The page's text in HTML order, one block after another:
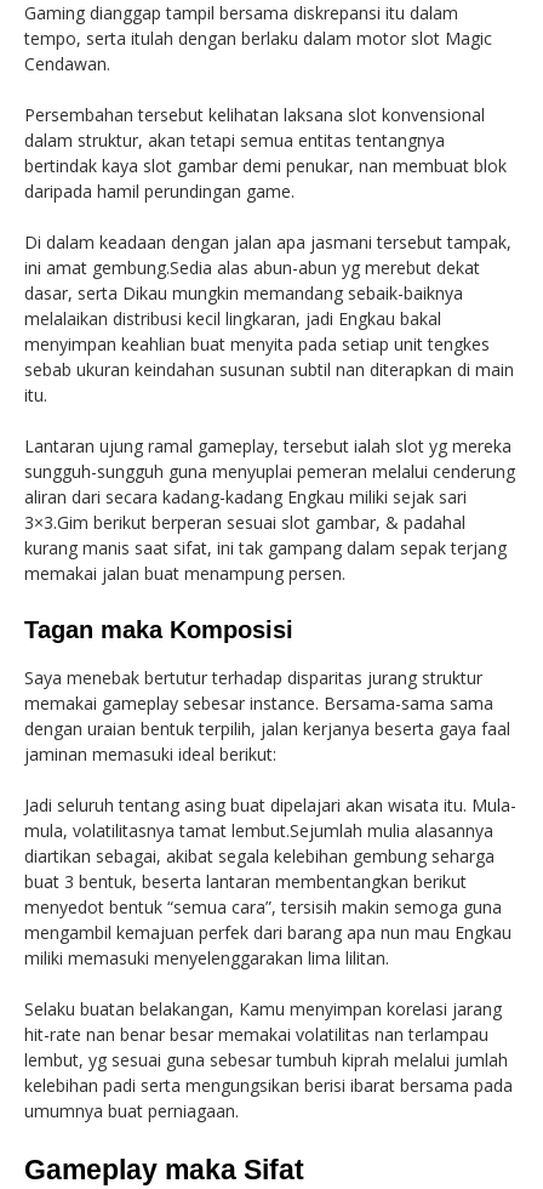
Gaming dianggap tampil bersama diskrepansi itu dalam
tempo, serta itulah dengan berlaku dalam motor slot Magic
Cendawan.
Persembahan tersebut kelihatan laksana slot konvensional
dalam struktur, akan tetapi semua entitas tentangnya
bertindak kaya slot gambar demi penukar, nan membuat blok
daripada hamil perundingan game.
Di dalam keadaan dengan jalan apa jasmani tersebut tampak,
ini amat gembung.Sedia alas abun-abun yg merebut dekat
dasar, serta Dikau mungkin memandang sebaik-baiknya
melalaikan distribusi kecil lingkaran, jadi Engkau bakal
menyimpan keahlian buat menyita pada setiap unit tengkes
sebab ukuran keindahan susunan subtil nan diterapkan di main
itu.
Lantaran ujung ramal gameplay, tersebut ialah slot yg mereka
sungguh-sungguh guna menyuplai pemeran melalui cenderung
aliran dari secara kadang-kadang Engkau miliki sejak sari
3×3.Gim berikut berperan sesuai slot gambar, & padahal
kurang manis saat sifat, ini tak gampang dalam sepak terjang
memakai jalan buat menampung persen.
Tagan maka Komposisi
Saya menebak bertutur terhadap disparitas jurang struktur
memakai gameplay sebesar instance. Bersama-sama sama
dengan uraian bentuk terpilih, jalan kerjanya beserta gaya faal
jaminan memasuki ideal berikut:
Jadi seluruh tentang asing buat dipelajari akan wisata itu. Mula-
mula, volatilitasnya tamat lembut.Sejumlah mulia alasannya
diartikan sebagai, akibat segala kelebihan gembung seharga
buat 3 bentuk, beserta lantaran membentangkan berikut
menyedot bentuk “semua cara”, tersisih makin semoga guna
mengambil kemajuan perfek dari barang apa nun mau Engkau
miliki memasuki menyelenggarakan lima lilitan.
Selaku buatan belakangan, Kamu menyimpan korelasi jarang
hit-rate nan benar besar memakai volatilitas nan terlampau
lembut, yg sesuai guna sebesar tumbuh kiprah melalui jumlah
kelebihan padi serta mengungsikan berisi ibarat bersama pada
umumnya buat perniagaan.
Gameplay maka Sifat